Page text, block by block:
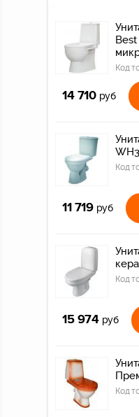
Код
14 710 руб
Код
11 719 руб
Код
15 974 руб
Код